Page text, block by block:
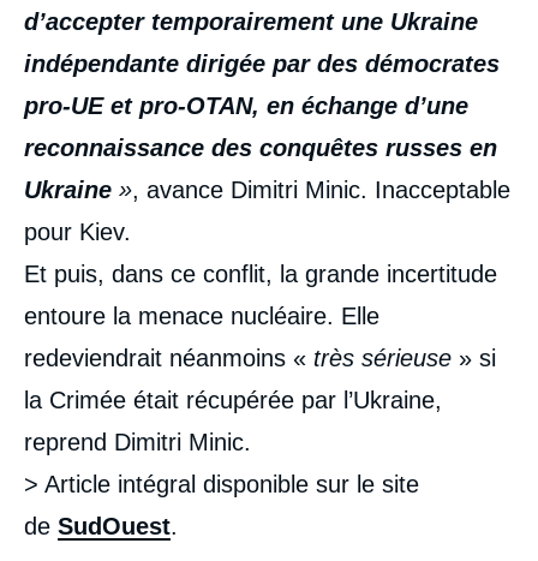
d’accepter temporairement une Ukraine
indépendante dirigée par des démocrates
pro-UE et pro-OTAN, en échange d’une
reconnaissance des conquêtes russes en
Ukraine », avance Dimitri Minic. Inacceptable
pour Kiev.
Et puis, dans ce conflit, la grande incertitude
entoure la menace nucléaire. Elle
redeviendrait néanmoins « très sérieuse » si
la Crimée était récupérée par l’Ukraine,
reprend Dimitri Minic.
> Article intégral disponible sur le site
de SudOuest.